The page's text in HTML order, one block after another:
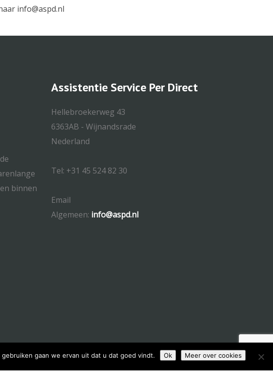
info@aspd.nl
binnen
Assistentie Service Per Direct
Hellebroekerweg 43
6363AB - Wijnandsrade
Nederland
Tel: +31 45 524 82 30
Email
Algemeen: info@aspd.nl
gaan we ervan uit dat u dat goed vindt. Ok Meer over cookies